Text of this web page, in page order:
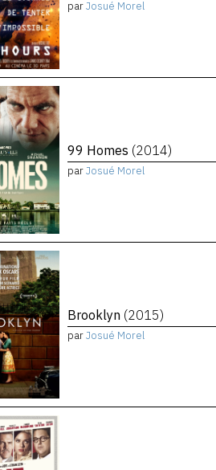
parJosué Morel
99 Homes (2014)
parJosué Morel
Brooklyn (2015)
parJosué Morel